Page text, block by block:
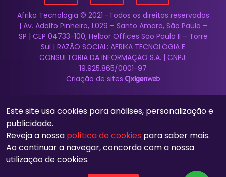
Afrika Tecnologia © 2021 -Todos os direitos reservados
| Av. Adolfo Pinheiro, 1.029 – Santo Amaro, São Paulo –
SP | CEP 04733-100, Helbor Offices São Paulo II – Torre
Sul | RAZÃO SOCIAL: AFRIKA TECNOLOGIA E
CONSULTORIA DA INFORMAÇÃO S.A. | CNPJ:
19.925.865/0001-97
Criação de sites
Este site usa cookies para análises, personalização e
publicidade.
Reveja a nossa política de cookies para saber mais.
Ao continuar a navegar, concorda com a nossa
utilização de cookies.